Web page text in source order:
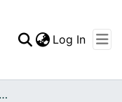
Log In
y Fílmico del Valle del Cauca